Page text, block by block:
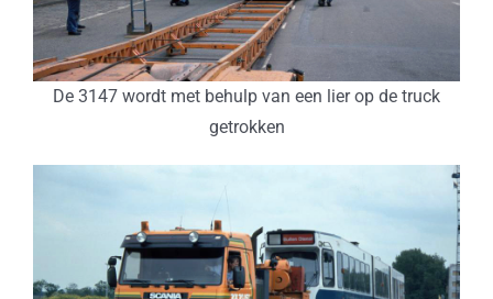
De 3147 wordt met behulp van een lier op de truck
getrokken